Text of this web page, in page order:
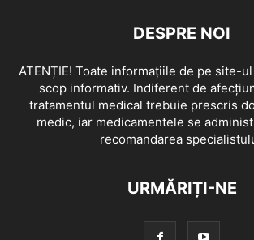
DESPRE NOI
ATENȚIE! Toate informațiile de pe site-
scop informativ. Indiferent de
tratamentul medical trebuie prescris
medic, iar medicamentele se
recomandarea
URMĂRIȚI-NE